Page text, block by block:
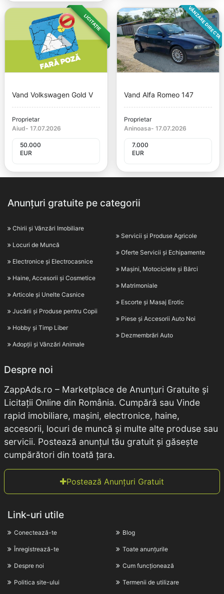
LICITAȚIE
Vand Volkswagen Gold V
Proprietar
Aiud- 17.07.2026
50.000
EUR
VÂNZARE DIRECTA
Vand Alfa Romeo 147
Proprietar
Aninoasa- 17.07.2026
7.000
EUR
Anunțuri gratuite pe categorii
Chirii și Vânzări Imobiliare
Locuri de Muncă
Electronice și Electrocasnice
Haine, Accesorii și Cosmetice
Articole și Unelte Casnice
Jucării și Produse pentru Copii
Hobby și Timp Liber
Adopții și Vânzări Animale
Servicii și Produse Agricole
Oferte Servicii și Echipamente
Mașini, Motociclete și Bărci
Matrimoniale
Escorte și Masaj Erotic
Piese și Accesorii Auto Noi
Dezmembrări Auto
Despre noi
ZappAds.ro – Marketplace de Anunțuri Gratuite și
Licitații Online din România. Cumpără sau Vinde
rapid imobiliare, mașini, electronice, haine,
accesorii, locuri de muncă și multe alte produse sau
servicii. Postează anunțul tău gratuit și găsește
cumpărători din toată țara.
Postează Anunțuri Gratuit
Link-uri utile
Conectează-te
Înregistrează-te
Despre noi
Politica site-ului
Blog
Toate anunțurile
Cum funcționează
Termenii de utilizare